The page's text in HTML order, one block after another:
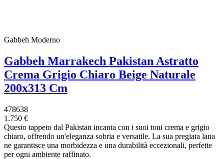
Gabbeh Moderno
Gabbeh Marrakech Pakistan Astratto
Crema Grigio Chiaro Beige Naturale
200x313 Cm
478638
1.750 €
Questo tappeto dal Pakistan incanta con i suoi toni crema e grigio
chiaro, offrendo un'eleganza sobria e versatile. La sua pregiata lana
ne garantisce una morbidezza e una durabilità eccezionali, perfette
per ogni ambiente raffinato.